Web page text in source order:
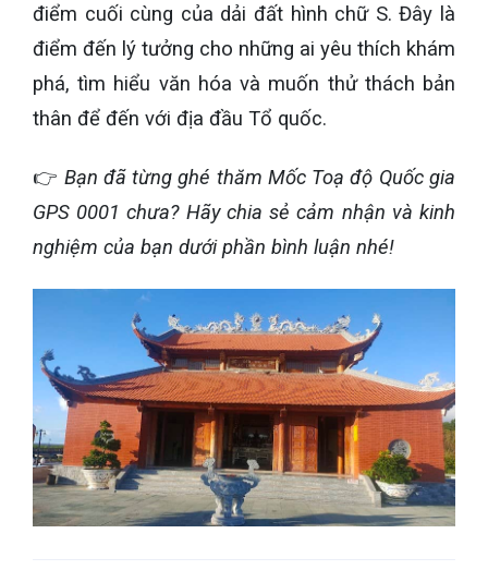
điểm cuối cùng của dải đất hình chữ S. Đây là
điểm đến lý tưởng cho những ai yêu thích khám
phá, tìm hiểu văn hóa và muốn thử thách bản
thân để đến với địa đầu Tổ quốc.
👉 Bạn đã từng ghé thăm Mốc Toạ độ Quốc gia
GPS 0001 chưa? Hãy chia sẻ cảm nhận và kinh
nghiệm của bạn dưới phần bình luận nhé!